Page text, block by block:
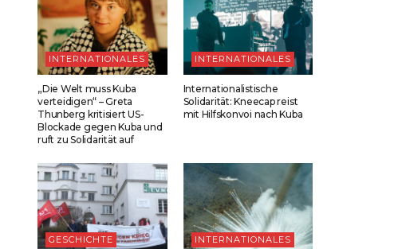
INTERNATIONALES
„Die Welt muss Kuba
verteidigen“ – Greta
Thunberg kritisiert US-
Blockade gegen Kuba und
ruft zu Solidarität auf
INTERNATIONALES
Internationalistische
Solidarität: Kneecap reist
mit Hilfskonvoi nach Kuba
GESCHICHTE INTERNATIONALES